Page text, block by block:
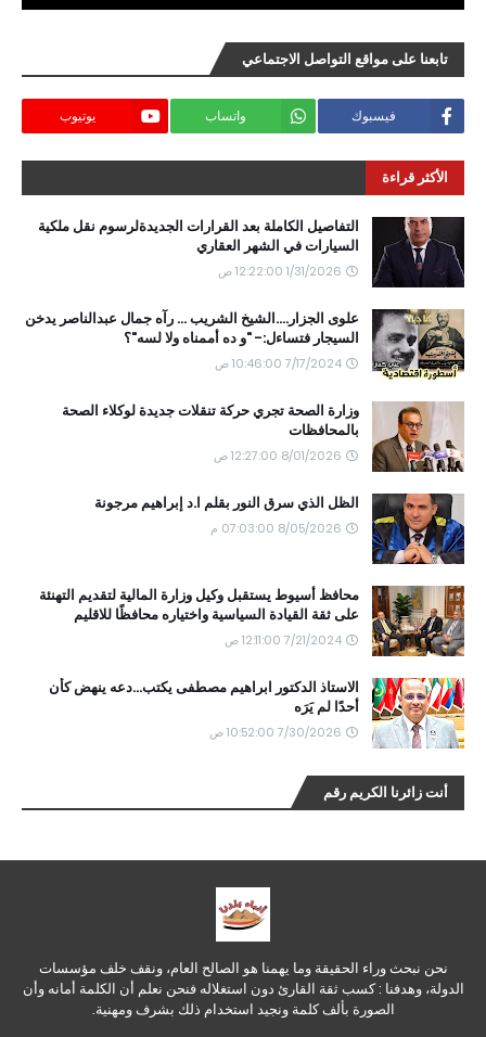
تابعنا على مواقع التواصل الاجتماعي
فيسبوك واتساب يوتيوب
الأكثر قراءة
التفاصيل الكاملة بعد القرارات الجديدةلرسوم نقل ملكية
السيارات في الشهر العقاري
1/31/2026 12:22:00 ص
علوى الجزار....الشيخ الشريب ... رآه جمال عبدالناصر يدخن
السيجار فتساءل:- "و ده أممناه ولا لسه"؟
7/17/2024 10:46:00 ص
وزارة الصحة تجري حركة تنقلات جديدة لوكلاء الصحة
بالمحافظات
8/01/2026 12:27:00 ص
الظل الذي سرق النور بقلم ا.د إبراهيم مرجونة
8/05/2026 07:03:00 م
محافظ أسيوط يستقبل وكيل وزارة المالية لتقديم التهنئة
على ثقة القيادة السياسية واختياره محافظًا للاقليم
7/21/2024 12:11:00 ص
الاستاذ الدكتور ابراهيم مصطفى يكتب...دعه ينهض كأن
أحدًا لم يَرَه
7/30/2026 10:52:00 ص
أنت زائرنا الكريم رقم
نحن نبحث وراء الحقيقة وما يهمنا هو الصالح العام، ونقف خلف مؤسسات
الدولة، وهدفنا : كسب ثقة القارئ دون استغلاله فنحن نعلم أن الكلمة أمانه وأن
الصورة بألف كلمة ونجيد استخدام ذلك بشرف ومهنية.